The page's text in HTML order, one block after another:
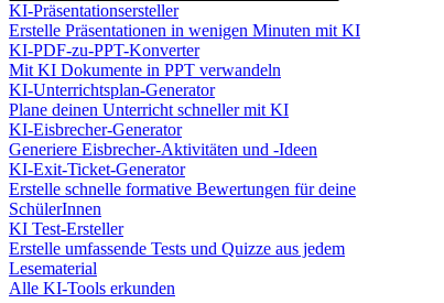
KI-Präsentationsersteller
Erstelle Präsentationen in wenigen Minuten mit KI
KI-PDF-zu-PPT-Konverter
Mit KI Dokumente in PPT verwandeln
KI-Unterrichtsplan-Generator
Plane deinen Unterricht schneller mit KI
KI-Eisbrecher-Generator
Generiere Eisbrecher-Aktivitäten und -Ideen
KI-Exit-Ticket-Generator
Erstelle schnelle formative Bewertungen für deine
SchülerInnen
KI Test-Ersteller
Erstelle umfassende Tests und Quizze aus jedem
Lesematerial
Alle KI-Tools erkunden